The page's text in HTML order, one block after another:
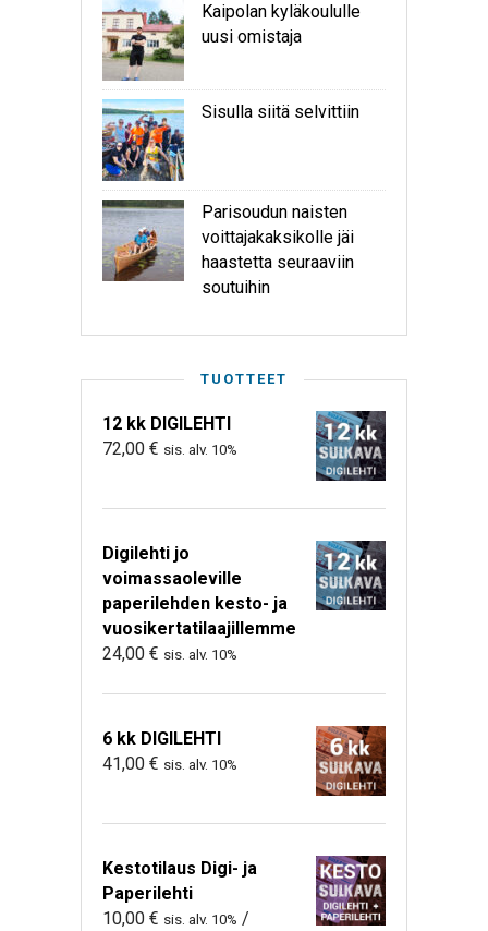
Kaipolan kyläkoululle
uusi omistaja
Sisulla siitä selvittiin
Parisoudun naisten
voittajakaksikolle jäi
haastetta seuraaviin
soutuihin
TUOTTEET
12 kk DIGILEHTI
72,00 € sis. alv. 10%
Digilehti jo
voimassaoleville
paperilehden kesto- ja
vuosikertatilaajillemme
24,00 € sis. alv. 10%
6 kk DIGILEHTI
41,00 € sis. alv. 10%
Kestotilaus Digi- ja
Paperilehti
10,00 € sis. alv. 10% /